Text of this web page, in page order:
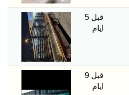
قبل 5
ايام
قبل 9
ايام